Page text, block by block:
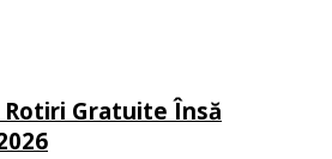
Gratuite Însă